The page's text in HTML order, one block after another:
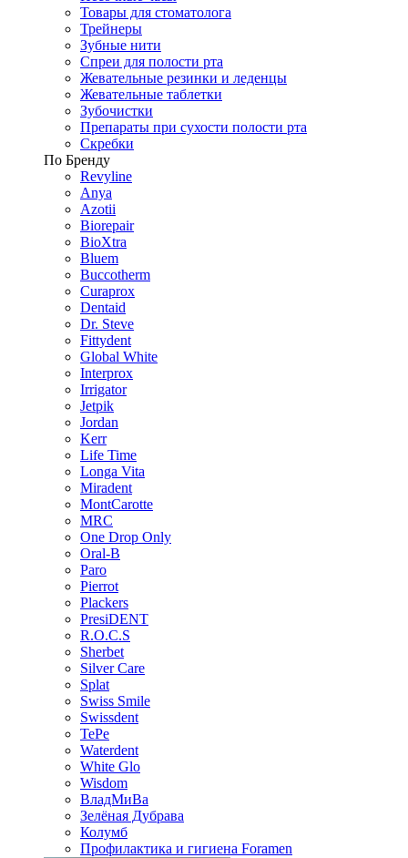
Товары для стоматолога
Трейнеры
Зубные нити
Спреи для полости рта
Жевательные резинки и леденцы
Жевательные таблетки
Зубочистки
Препараты при сухости полости рта
Скребки
По Бренду
Revyline
Anya
Azotii
Biorepair
BioXtra
Bluem
Buccotherm
Curaprox
Dentaid
Dr. Steve
Fittydent
Global White
Interprox
Irrigator
Jetpik
Jordan
Kerr
Life Time
Longa Vita
Miradent
MontCarotte
MRC
One Drop Only
Oral-B
Paro
Pierrot
Plackers
PresiDENT
R.O.C.S
Sherbet
Silver Care
Splat
Swiss Smile
Swissdent
TePe
Waterdent
White Glo
Wisdom
ВладМиВа
Зелёная Дубрава
Колумб
Профилактика и гигиена Foramen